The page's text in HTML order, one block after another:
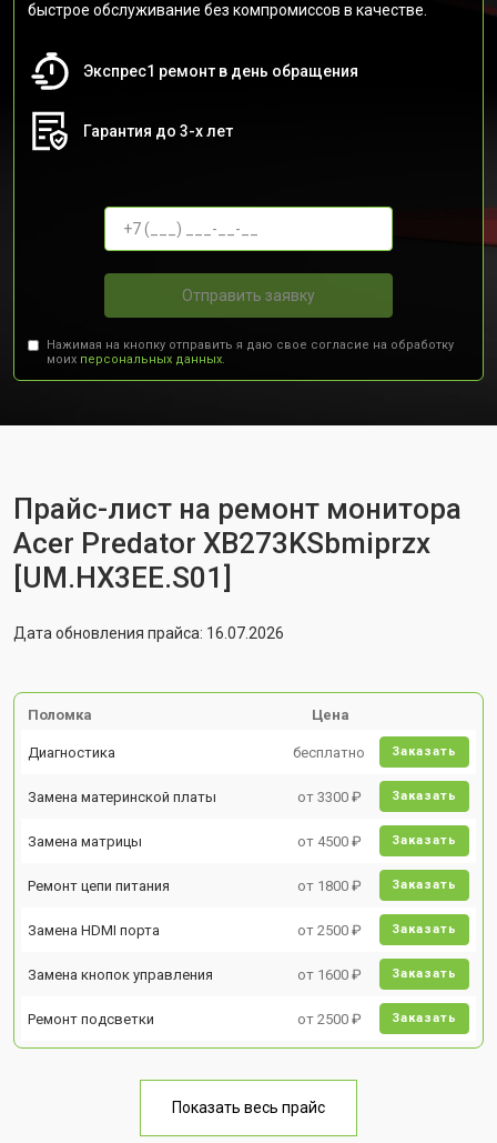
быстрое обслуживание без компромиссов в качестве.
Экспрес1 ремонт в день обращения
Гарантия до 3-х лет
Отправить заявку
Нажимая на кнопку отправить я даю свое согласие на обработку
моих персональных данных.
Прайс-лист на ремонт монитора
Acer Predator XB273KSbmiprzx
[UM.HX3EE.S01]
Дата обновления прайса: 16.07.2026
Поломка Цена
Диагностика бесплатно Заказать
Замена материнской платы от 3300 ₽ Заказать
Замена матрицы от 4500 ₽ Заказать
Ремонт цепи питания от 1800 ₽ Заказать
Замена HDMI порта от 2500 ₽ Заказать
Замена кнопок управления от 1600 ₽ Заказать
Ремонт подсветки от 2500 ₽ Заказать
Показать весь прайс